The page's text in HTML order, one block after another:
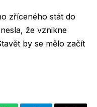
zříceného stát do
že vznikne
by se mělo začít